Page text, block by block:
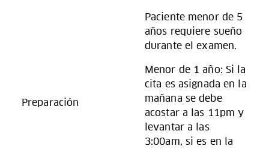
Preparación
Paciente menor de 5
años requiere sueño
durante el examen.
Menor de 1 año: Si la
cita es asignada en la
mañana se debe
acostar a las 11pm y
levantar a las
3:00am, si es en la